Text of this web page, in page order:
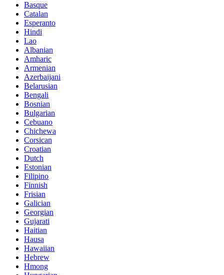
Basque
Catalan
Esperanto
Hindi
Lao
Albanian
Amharic
Armenian
Azerbaijani
Belarusian
Bengali
Bosnian
Bulgarian
Cebuano
Chichewa
Corsican
Croatian
Dutch
Estonian
Filipino
Finnish
Frisian
Galician
Georgian
Gujarati
Haitian
Hausa
Hawaiian
Hebrew
Hmong